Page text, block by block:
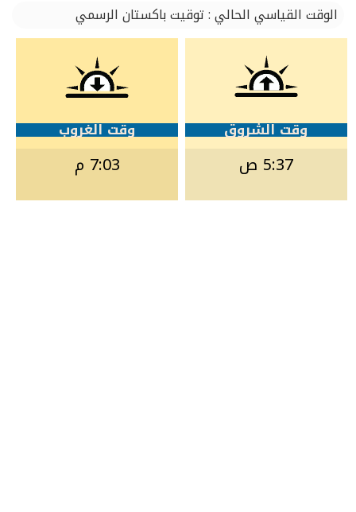
الوقت القياسي الحالي : توقيت باكستان الرسمي
وقت الشروق
5:37 ص
وقت الغروب
7:03 م